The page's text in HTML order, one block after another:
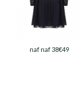
naf naf 38€49